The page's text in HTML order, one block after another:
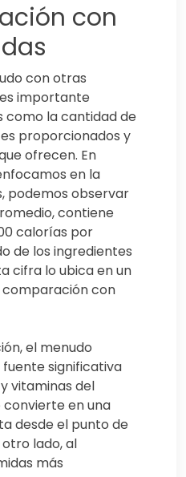
con
con otras
importante
la cantidad de
proporcionados y
ofrecen. En
en la
podemos observar
contiene
calorías por
de los ingredientes
cifra lo ubica en un
con
el menudo
significativa
vitaminas del
convierte en una
desde el punto de
lado, al
más